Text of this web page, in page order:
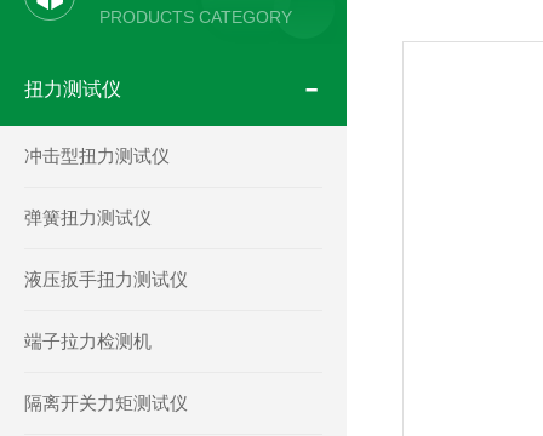
PRODUCTS CATEGORY
扭力测试仪
冲击型扭力测试仪
弹簧扭力测试仪
液压扳手扭力测试仪
端子拉力检测机
隔离开关力矩测试仪